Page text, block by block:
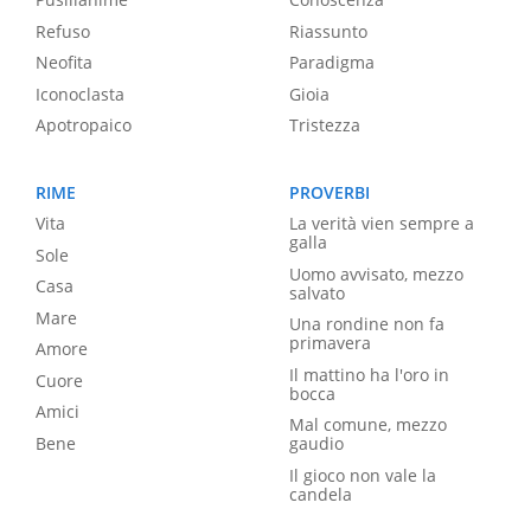
Refuso
Neofita
Iconoclasta
Apotropaico
Riassunto
Paradigma
Gioia
Tristezza
RIME
Vita
Sole
Casa
Mare
Amore
Cuore
Amici
Bene
PROVERBI
La verità vien sempre a
galla
Uomo avvisato, mezzo
salvato
Una rondine non fa
primavera
Il mattino ha l'oro in
bocca
Mal comune, mezzo
gaudio
Il gioco non vale la
candela